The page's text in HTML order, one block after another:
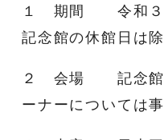
１ 期間 令和３年
記念館の休館日は除
２ 会場 記念館１
ーナーについては